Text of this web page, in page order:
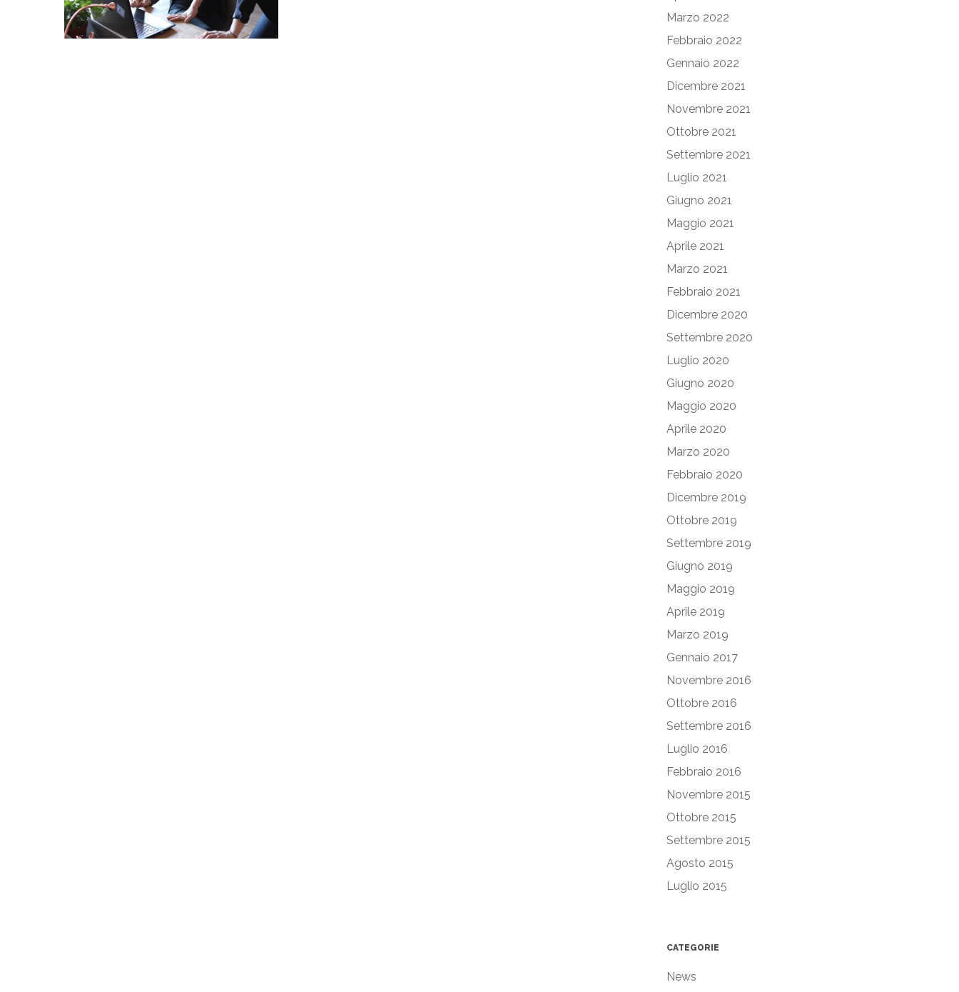
Marzo 2022
Febbraio 2022
Gennaio 2022
Dicembre 2021
Novembre 2021
Ottobre 2021
Settembre 2021
Luglio 2021
Giugno 2021
Maggio 2021
Aprile 2021
Marzo 2021
Febbraio 2021
Dicembre 2020
Settembre 2020
Luglio 2020
Giugno 2020
Maggio 2020
Aprile 2020
Marzo 2020
Febbraio 2020
Dicembre 2019
Ottobre 2019
Settembre 2019
Giugno 2019
Maggio 2019
Aprile 2019
Marzo 2019
Gennaio 2017
Novembre 2016
Ottobre 2016
Settembre 2016
Luglio 2016
Febbraio 2016
Novembre 2015
Ottobre 2015
Settembre 2015
Agosto 2015
Luglio 2015
CATEGORIE
News